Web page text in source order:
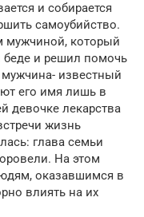
и собирается
самоубийство.
мужчиной, который
и решил помочь
известный
его имя лишь в
девочке лекарства
жизнь
глава семьи
На этом
оказавшимся в
влиять на их